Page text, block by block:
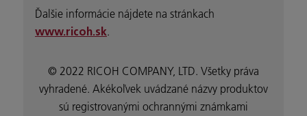
Ďalšie informácie nájdete na stránkach
www.ricoh.sk.
© 2022 RICOH COMPANY, LTD. Všetky práva
vyhradené. Akékoľvek uvádzané názvy produktov
sú registrovanými ochrannými známkami